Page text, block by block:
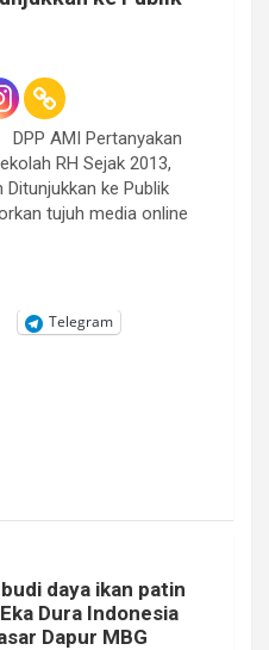
AMI Pertanyakan
RH Sejak 2013,
ke Publik
tujuh media online
Telegram
daya ikan patin
Dura Indonesia
Dapur MBG